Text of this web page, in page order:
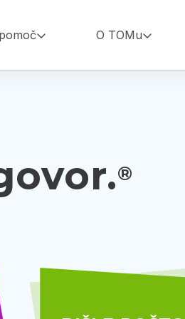
O TOMu
®